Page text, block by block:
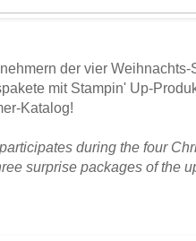
der vier
mit Stampin' Up-
Katalog!
during the four
surprise packages of the